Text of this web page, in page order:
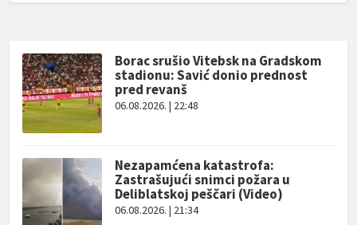
Borac srušio Vitebsk na Gradskom
stadionu: Savić donio prednost
pred revanš
06.08.2026. | 22:48
Nezapamćena katastrofa:
Zastrašujući snimci požara u
Deliblatskoj peščari (Video)
06.08.2026. | 21:34